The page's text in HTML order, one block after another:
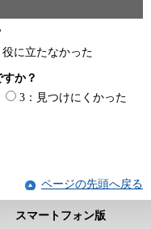
役に立たなかった
か？
3：見つけにくかった
ページの先頭へ戻る
スマートフォン版